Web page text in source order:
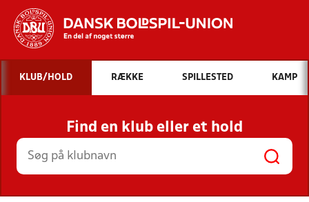
Hvad vil du søge efter?
INDHOLD OG NYHEDER
STILLINGER, RESULTATER, KLUBBER OG
HOLD
KLUB/HOLD RÆKKE SPILLESTED KAMP
Find en klub eller et hold